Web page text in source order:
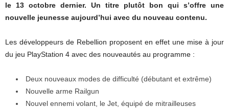
le 13 octobre dernier. Un titre plutôt bon qui s’offre une
nouvelle jeunesse aujourd’hui avec du nouveau contenu.
Les développeurs de Rebellion proposent en effet une mise à jour
du jeu PlayStation 4 avec des nouveautés au programme :
Deux nouveaux modes de difficulté (débutant et extrême)
Nouvelle arme Railgun
Nouvel ennemi volant, le Jet, équipé de mitrailleuses